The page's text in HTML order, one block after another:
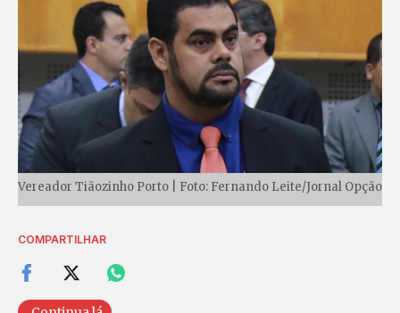
Vereador Tiãozinho Porto | Foto: Fernando Leite/Jornal Opção
COMPARTILHAR